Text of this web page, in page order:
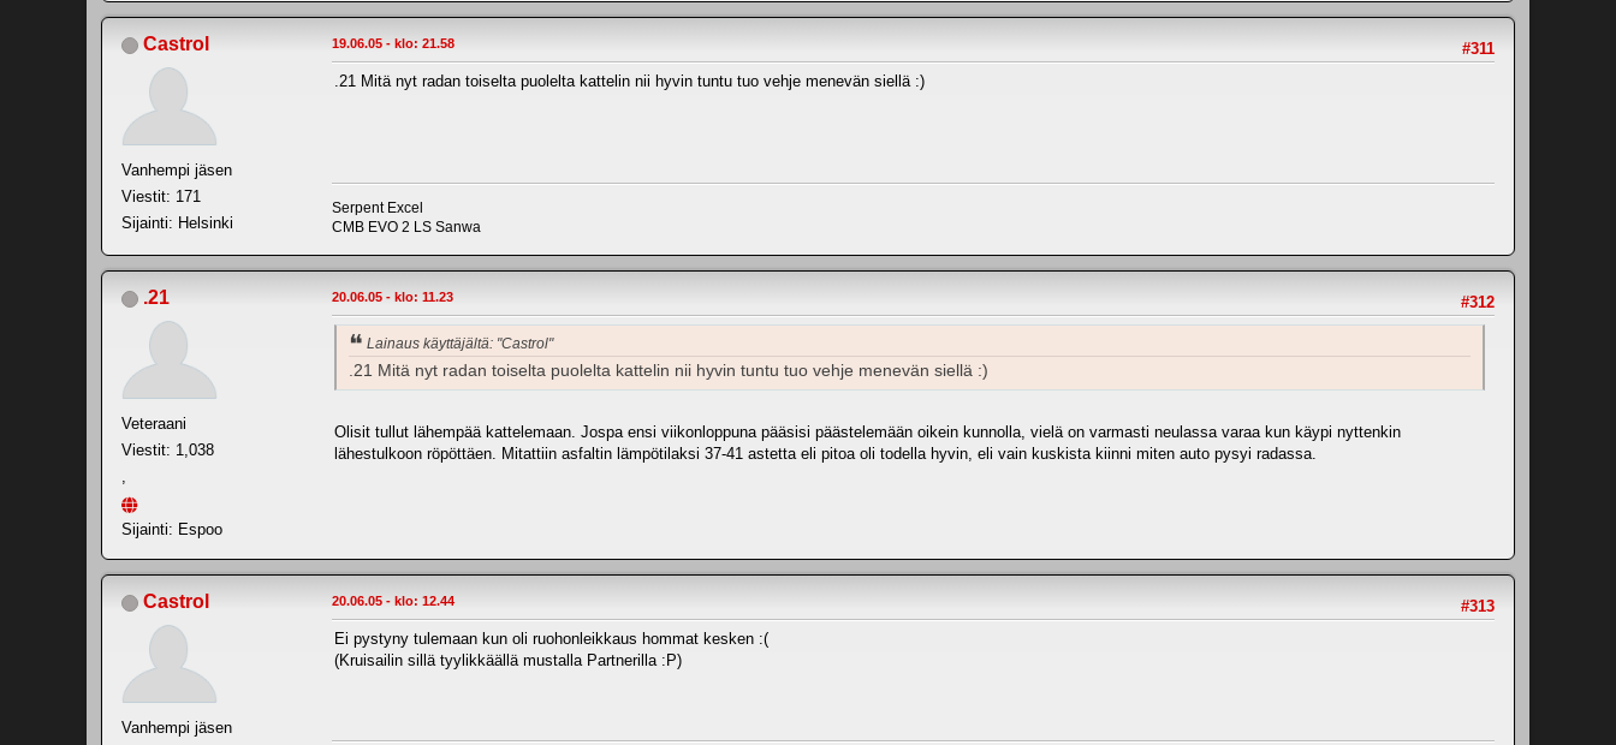
Castrol
Vanhempi jäsen
Viestit: 171
Sijainti: Helsinki
#311
19.06.05 - klo: 21.58
.21 Mitä nyt radan toiselta puolelta kattelin nii hyvin tuntu tuo vehje menevän siellä :)
Serpent Excel
CMB EVO 2 LS Sanwa
.21
Veteraani
Viestit: 1,038
,
Sijainti: Espoo
#312
20.06.05 - klo: 11.23
Lainaus käyttäjältä: "Castrol"
.21 Mitä nyt radan toiselta puolelta kattelin nii hyvin tuntu tuo vehje menevän siellä :)
Olisit tullut lähempää kattelemaan. Jospa ensi viikonloppuna pääsisi päästelemään oikein kunnolla, vielä on varmasti neulassa varaa kun käypi nyttenkin
lähestulkoon röpöttäen. Mitattiin asfaltin lämpötilaksi 37-41 astetta eli pitoa oli todella hyvin, eli vain kuskista kiinni miten auto pysyi radassa.
Castrol
Vanhempi jäsen
#313
20.06.05 - klo: 12.44
Ei pystyny tulemaan kun oli ruohonleikkaus hommat kesken :(
(Kruisailin sillä tyylikkäällä mustalla Partnerilla :P)